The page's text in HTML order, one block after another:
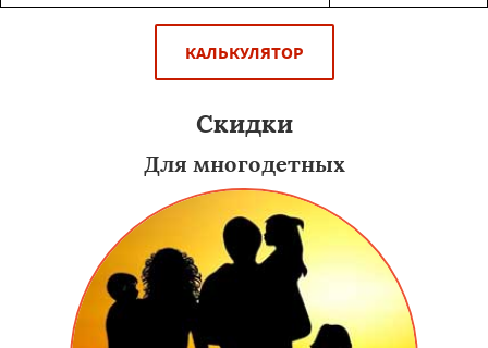
КАЛЬКУЛЯТОР
Скидки
Для многодетных